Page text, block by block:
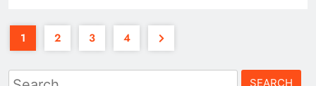
1 2 3 4
Search